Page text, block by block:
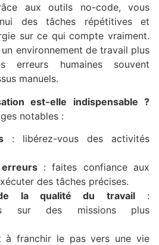
aux outils no-code, vous
des tâches répétitives et
sur ce qui compte vraiment.
environnement de travail plus
erreurs humaines souvent
manuels.
est-elle indispensable ?
notables :
: libérez-vous des activités
: faites confiance aux
des tâches précises.
de la qualité du travail:
sur des missions plus
à franchir le pas vers une vie